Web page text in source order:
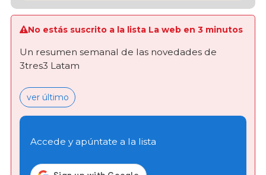
No estás suscrito a la lista La web en 3 minutos
Un resumen semanal de las novedades de
3tres3 Latam
ver último
Accede y apúntate a la lista